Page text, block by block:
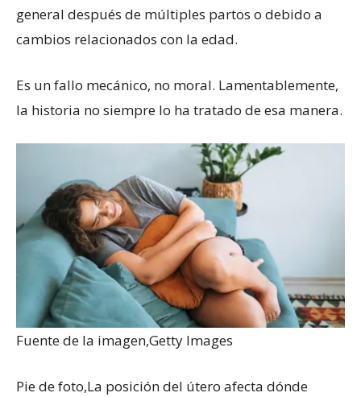
general después de múltiples partos o debido a
cambios relacionados con la edad.
Es un fallo mecánico, no moral. Lamentablemente,
la historia no siempre lo ha tratado de esa manera.
Fuente de la imagen,Getty Images
Pie de foto,La posición del útero afecta dónde